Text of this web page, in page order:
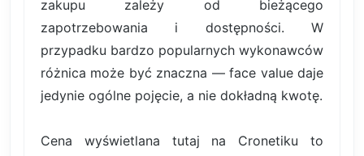
zakupu zależy od bieżącego
zapotrzebowania i dostępności. W
przypadku bardzo popularnych wykonawców
różnica może być znaczna — face value daje
jedynie ogólne pojęcie, a nie dokładną kwotę.
Cena wyświetlana tutaj na Cronetiku to